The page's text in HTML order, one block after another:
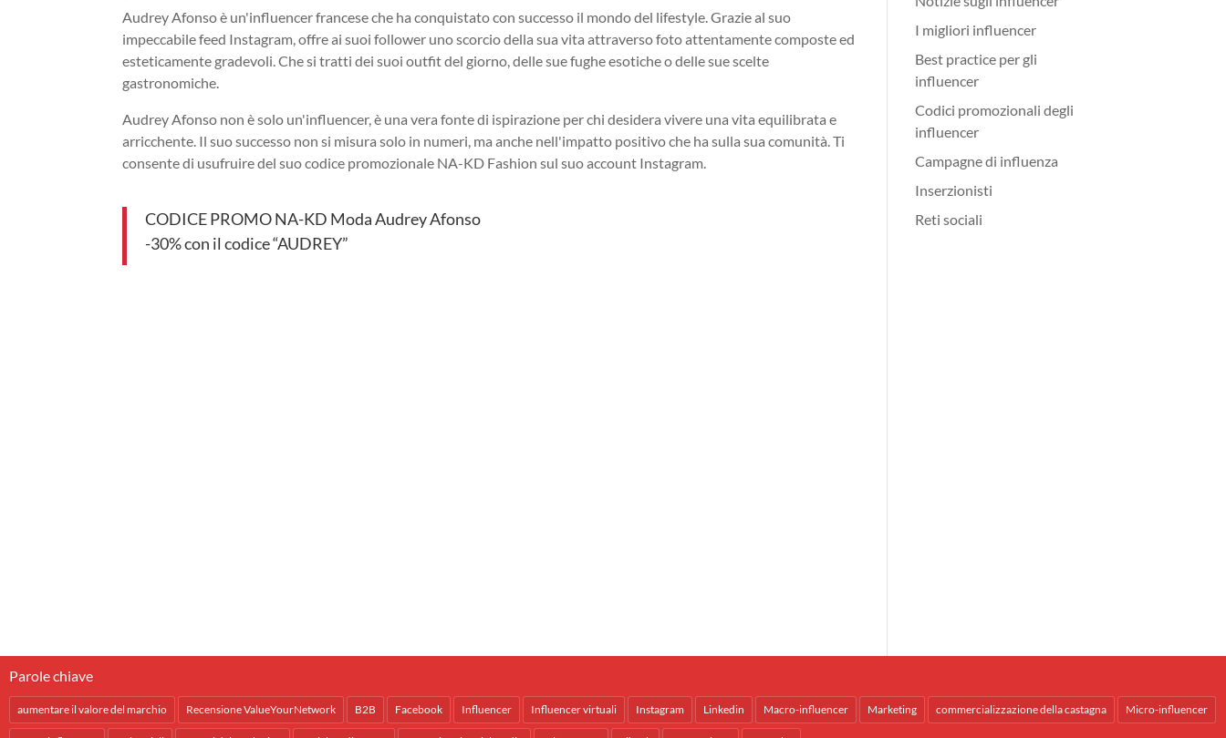
Audrey Afonso è un'influencer francese che ha conquistato con successo il mondo del lifestyle. Grazie al suo
impeccabile feed Instagram, offre ai suoi follower uno scorcio della sua vita attraverso foto attentamente composte ed
esteticamente gradevoli. Che si tratti dei suoi outfit del giorno, delle sue fughe esotiche o delle sue scelte
gastronomiche.
Audrey Afonso non è solo un'influencer, è una vera fonte di ispirazione per chi desidera vivere una vita equilibrata e
arricchente. Il suo successo non si misura solo in numeri, ma anche nell'impatto positivo che ha sulla sua comunità. Ti
consente di usufruire del suo codice promozionale NA-KD Fashion sul suo account Instagram.
CODICE PROMO NA-KD Moda Audrey Afonso
-30% con il codice “AUDREY”
I migliori influencer
Best practice per gli
influencer
Codici promozionali degli
influencer
Campagne di influenza
Inserzionisti
Reti sociali
Parole chiave
aumentare il valore del marchio Recensione ValueYourNetwork B2B Facebook Influencer Influencer virtuali Instagram Linkedin Macro-influencer Marketing commercializzazione della castagna Micro-influencer